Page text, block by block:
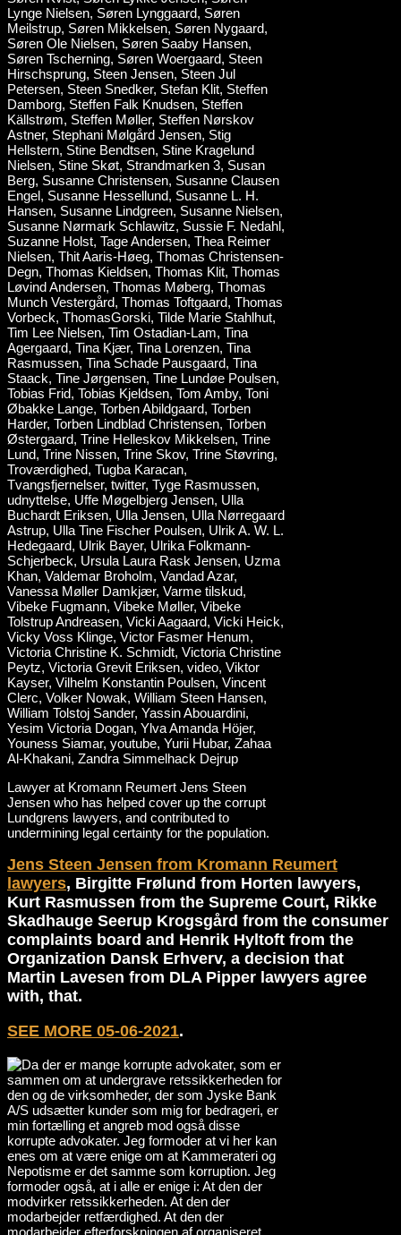
Lawyer at Kromann Reumert Jens Steen
Jensen who has helped cover up the corrupt
Lundgrens lawyers, and contributed to
undermining legal certainty for the population.
Jens Steen Jensen from Kromann Reumert
lawyers, Birgitte Frølund from Horten lawyers,
Kurt Rasmussen from the Supreme Court, Rikke
Skadhauge Seerup Krogsgård from the consumer
complaints board and Henrik Hyltoft from the
Organization Dansk Erhverv, a decision that
Martin Lavesen from DLA Pipper lawyers agree
with, that.
SEE MORE 05-06-2021.